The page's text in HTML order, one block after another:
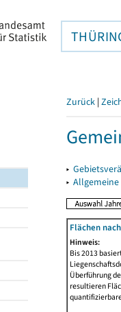
Zurück |
▸
▸
Flächen
Hinweis:
Bis 2013
Überführung
resultieren